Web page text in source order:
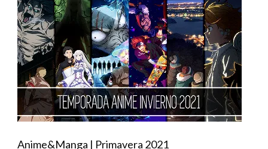
Anime&Manga | Primavera 2021